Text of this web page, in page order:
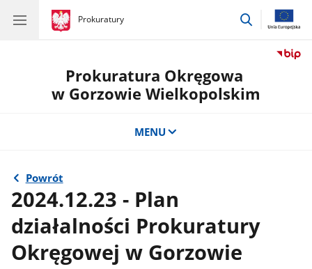
gov.pl
Prokuratury
gov.pl
Prokuratury
przejdź
Prokuratura Okręgowa
w Gorzowie Wielkopolskim
MENU
Powrót
2024.12.23 - Plan
działalności Prokuratury
Okręgowej w Gorzowie